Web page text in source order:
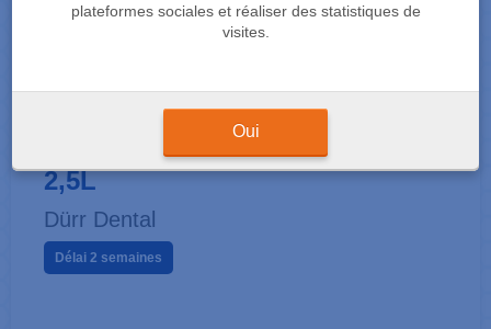
plateformes sociales et réaliser des statistiques de
visites.
Oui
MD 535 Dissolvant de plâtre
2,5L
Dürr Dental
Délai 2 semaines